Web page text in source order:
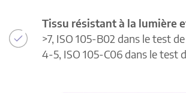
Tissu résistant à la lumière
>7, ISO 105-B02 dans le test
4-5, ISO 105-C06 dans le test